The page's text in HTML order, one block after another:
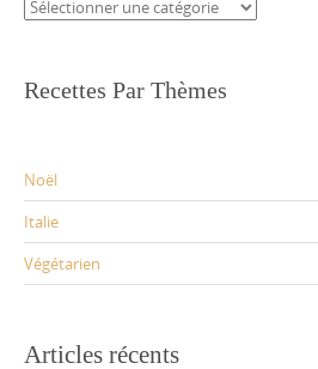
Catégories
Recettes Par Thèmes
Noël
Italie
Végétarien
Articles récents